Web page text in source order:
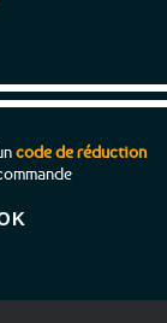
code de réduction